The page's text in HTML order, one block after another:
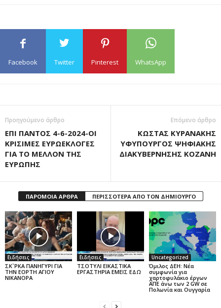
Facebook Twitter Pinterest WhatsApp
Προηγούμενο άρθρο
ΕΠΙ ΠΑΝΤΟΣ 4-6-2024-ΟΙ
ΚΡΙΣΙΜΕΣ ΕΥΡΩΕΚΛΟΓΕΣ
ΓΙΑ ΤΟ ΜΕΛΛΟΝ ΤΗΣ
ΕΥΡΩΠΗΣ
Επόμενο άρθρο
ΚΩΣΤΑΣ ΚΥΡΑΝΑΚΗΣ
ΥΦΥΠΟΥΡΓΟΣ ΨΗΦΙΑΚΗΣ
ΔΙΑΚΥΒΕΡΝΗΣΗΣ ΚΟΖΑΝΗ
ΠΑΡΟΜΟΙΑ ΑΡΘΡΑ ΠΕΡΙΣΣΟΤΕΡΑ ΑΠΟ ΤΟΝ ΔΗΜΙΟΥΡΓΟ
Ειδήσεις
ΣΚ`ΡΚΑ ΠΑΝΗΓΥΡΙ ΓΙΑ
ΤΗΝ ΕΟΡΤΗ ΑΓΙΟΥ
ΝΙΚΑΝΟΡΑ
Ειδήσεις
ΤΣΟΤΥΛΙ ΕΙΚΑΣΤΙΚΑ
ΕΡΓΑΣΤΗΡΙΑ ΕΜΕΙΣ ΕΔΩ
Uncategorized
Όμιλος ΔΕΗ: Νέα
συμφωνία για
χαρτοφυλάκιο έργων
ΑΠΕ άνω των 2 GW σε
Πολωνία και Ουγγαρία